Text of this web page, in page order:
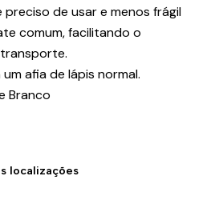
preciso de usar e menos frágil
comum, facilitando o
afia de lápis normal.
Branco
localizações